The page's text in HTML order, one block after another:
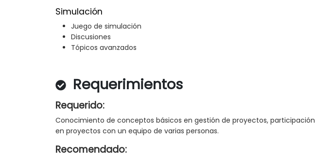
Simulación
Juego de simulación
Discusiones
Tópicos avanzados
Requerimientos
Requerido:
Conocimiento de conceptos básicos en gestión de proyectos, participación
en proyectos con un equipo de varias personas.
Recomendado: